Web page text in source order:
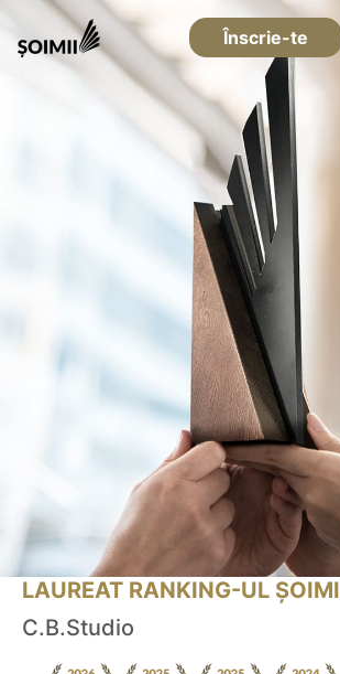
Înscrie-te
LAUREAT RANKING-UL
C.B.Studio